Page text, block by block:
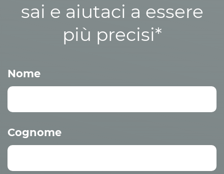
sai e aiutaci a essere
più precisi*
Nome
Cognome